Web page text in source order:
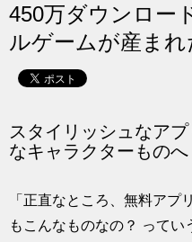
450万ダウンロー
ルゲームが産まれ
スタイリッシュなア
なキャラクターものへ
「正直なところ、無料アプ
もこんなものなの？ ってい